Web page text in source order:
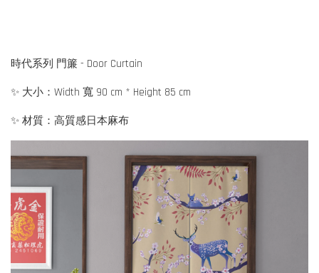
時代系列 門簾 - Door Curtain
✨ 大小：Width 寬 90 cm * Height 85 cm
✨ 材質：高質感日本麻布